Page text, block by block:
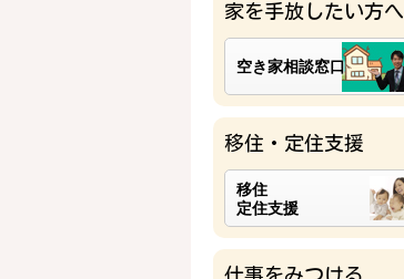
家を手放したい方へ
空き家相談窓口
移住・定住支援
移住
定住支援
仕事をみつける